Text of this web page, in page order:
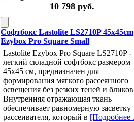
10 798 руб.
Софтбокс Lastolite LS2710P 45x45cm
Ezybox Pro Square Small
Lastolite Ezybox Pro Square LS2710P -
легкий складной софтбокс размером
45x45 см, предназначен для
формирования мягкого рассеянного
освещения без резких теней и
Внутренняя отражающая ткань
обеспечивает равномерную засветку
рассеивателя, который в [Подробнее